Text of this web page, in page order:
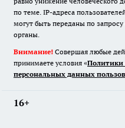
по теме. IP-адреса
могут быть переданы по
органы.
Внимание! Совершая любые
принимаете условия «Политики
персональных данных
16+